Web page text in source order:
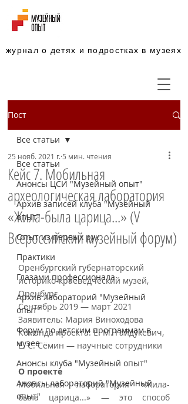
журнал о детях и подростках в музеях
Пост
Все статьи
Анонсы ЦСИ "Музейный опыт"
Архив записей клуба "Музейный
опыт"
Опыт из первых рук
Практики
Глазами профессионала
Архив лабораторий "Музейный
опыт"
Форум по детским программам в
музее
Анонсы клуба "Музейный опыт"
Анонсы лабораторий "Музейный
опыт"
Все статьи
Кейс 7. Мобильная
археологическая лаборатория
«Жила-была царица...» (V
Всероссийский музейный форум)
25 нояб. 2021 г. 5 мин. чтения
Оренбургский губернаторский
историко-краеведческий музей,
Оренбург
Сентябрь 2019 — март 2021
Заявитель: Мария Виноходова
Команда проекта: Е. М. Гайдукевич,
Е. С. Сёмин — научные сотрудники
О проекте
Мобильная лаборатория «Жила-
была царица...» — это способ